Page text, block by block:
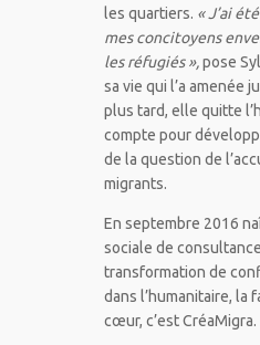
les quartiers. « J’ai
mes concitoyens
les réfugiés »,pose
sa vie qui l’a amenée
plus tard, elle quitte
compte pour
de la question de
migrants.
En septembre 2016
sociale de
transformation de
dans l’humanitaire, la
cœur, c’est CréaMigra.